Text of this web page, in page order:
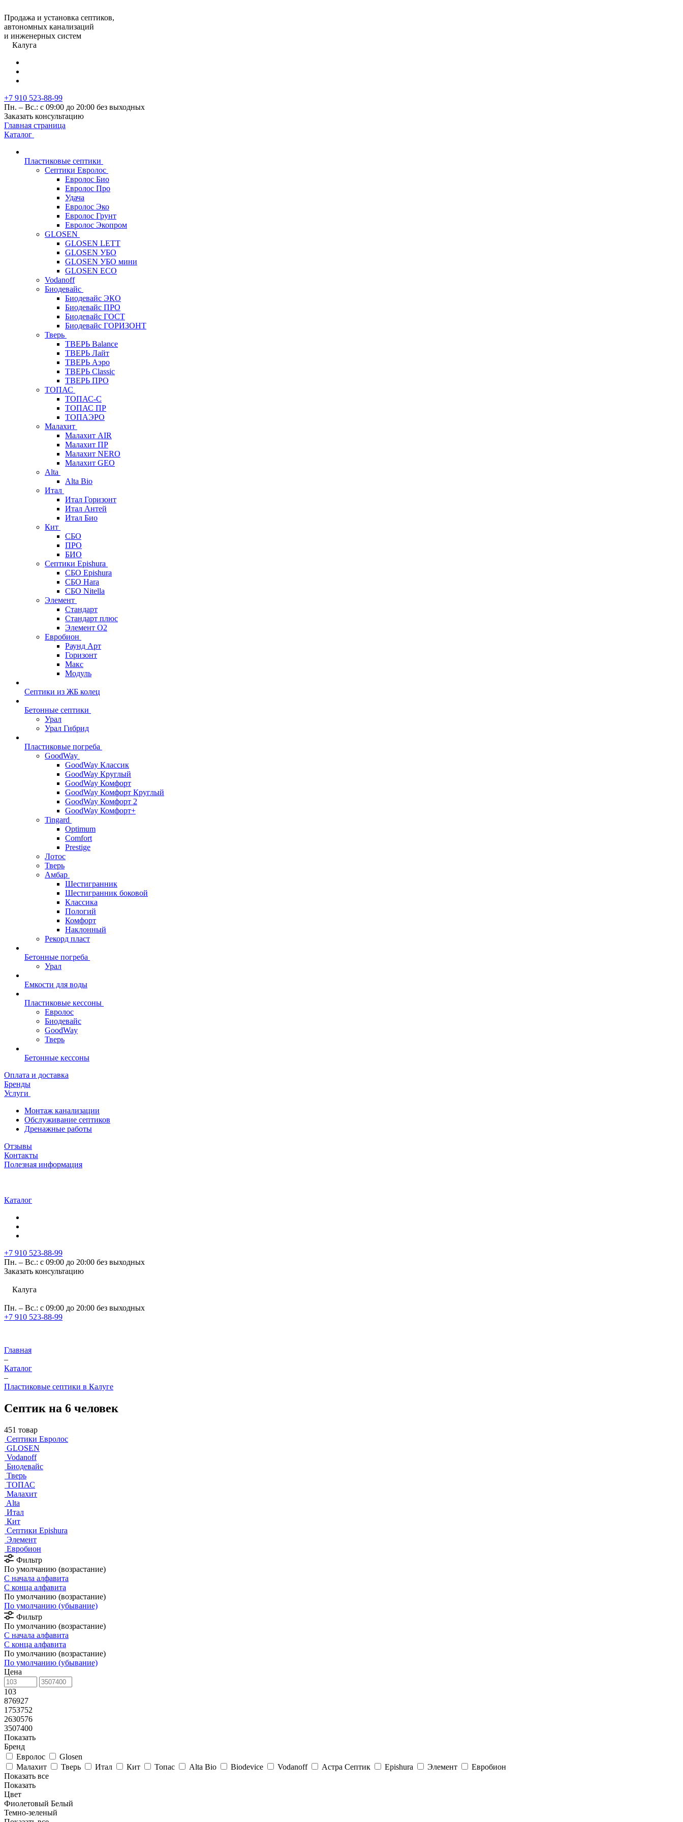
Продажа и установка септиков,
автономных канализаций
и инженерных систем
Калуга
+7 910 523-88-99
Пн. – Вс.: с 09:00 до 20:00 без выходных
Заказать консультацию
Главная страница
Каталог
Пластиковые септики
Септики Евролос
Евролос Био
Евролос Про
Удача
Евролос Эко
Евролос Грунт
Евролос Экопром
GLOSEN
GLOSEN LETT
GLOSEN УБО
GLOSEN УБО мини
GLOSEN ECO
Vodanoff
Биодевайс
Биодевайс ЭКО
Биодевайс ПРО
Биодевайс ГОСТ
Биодевайс ГОРИЗОНТ
Тверь
ТВЕРЬ Balance
ТВЕРЬ Лайт
ТВЕРЬ Аэро
ТВЕРЬ Classic
ТВЕРЬ ПРО
ТОПАС
ТОПАС-С
ТОПАС ПР
ТОПАЭРО
Малахит
Малахит AIR
Малахит ПР
Малахит NERO
Малахит GEO
Alta
Alta Bio
Итал
Итал Горизонт
Итал Антей
Итал Био
Кит
СБО
ПРО
БИО
Септики Epishura
СБО Epishura
СБО Hara
СБО Nitella
Элемент
Стандарт
Стандарт плюс
Элемент О2
Евробион
Раунд Арт
Горизонт
Макс
Модуль
Септики из ЖБ колец
Бетонные септики
Урал
Урал Гибрид
Пластиковые погреба
GoodWay
GoodWay Классик
GoodWay Круглый
GoodWay Комфорт
GoodWay Комфорт Круглый
GoodWay Комфорт 2
GoodWay Комфорт+
Tingard
Optimum
Comfort
Prestige
Лотос
Тверь
Амбар
Шестигранник
Шестигранник боковой
Классика
Пологий
Комфорт
Наклонный
Рекорд пласт
Бетонные погреба
Урал
Емкости для воды
Пластиковые кессоны
Евролос
Биодевайс
GoodWay
Тверь
Бетонные кессоны
Оплата и доставка
Бренды
Услуги
Монтаж канализации
Обслуживание септиков
Дренажные работы
Отзывы
Контакты
Полезная информация
Каталог
+7 910 523-88-99
Пн. – Вс.: с 09:00 до 20:00 без выходных
Заказать консультацию
Калуга
Пн. – Вс.: с 09:00 до 20:00 без выходных
+7 910 523-88-99
Главная
–
Каталог
–
Пластиковые септики в Калуге
Септик на 6 человек
451 товар
Септики Евролос
GLOSEN
Vodanoff
Биодевайс
Тверь
ТОПАС
Малахит
Alta
Итал
Кит
Септики Epishura
Элемент
Евробион
Фильтр
По умолчанию (возрастание)
С начала алфавита
С конца алфавита
По умолчанию (возрастание)
По умолчанию (убывание)
Фильтр
По умолчанию (возрастание)
С начала алфавита
С конца алфавита
По умолчанию (возрастание)
По умолчанию (убывание)
Цена
103
876927
1753752
2630576
3507400
Показать
Бренд
Евролос
Glosen
Малахит
Тверь Итал Кит Топас Alta Bio Biodevice Vodanoff Астра Септик Epishura Элемент
Евробион
Показать все
Показать
Цвет
Фиолетовый Белый
Темно-зеленый